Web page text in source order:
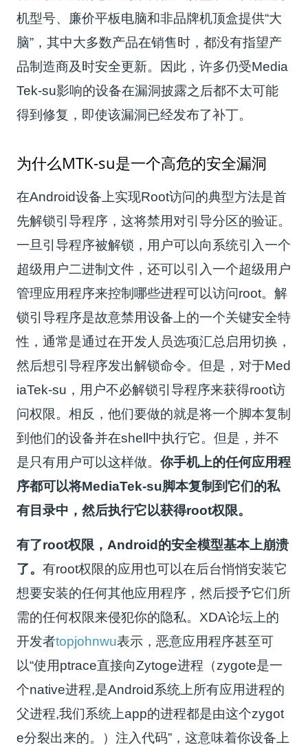
机型号、廉价平板电脑和非品牌机顶盒提供“大
脑”，其中大多数产品在销售时，都没有指望产
品制造商及时安全更新。因此，许多仍受Media
Tek-su影响的设备在漏洞披露之后都不太可能
得到修复，即使该漏洞已经发布了补丁。
为什么MTK-su是一个高危的安全漏洞
在Android设备上实现Root访问的典型方法是首
先解锁引导程序，这将禁用对引导分区的验证。
一旦引导程序被解锁，用户可以向系统引入一个
超级用户二进制文件，还可以引入一个超级用户
管理应用程序来控制哪些进程可以访问root。解
锁引导程序是故意禁用设备上的一个关键安全特
性，通常是通过在开发人员选项汇总启用切换，
然后想引导程序发出解锁命令。但是，对于Med
iaTek-su，用户不必解锁引导程序来获得root访
问权限。相反，他们要做的就是将一个脚本复制
到他们的设备并在shell中执行它。但是，并不
是只有用户可以这样做。你手机上的任何应用程
序都可以将MediaTek-su脚本复制到它们的私
有目录中，然后执行它以获得root权限。
有了root权限，Android的安全模型基本上崩溃
了。有root权限的应用也可以在后台悄悄安装它
想要安装的任何其他应用程序，然后授予它们所
需的任何权限来侵犯你的隐私。XDA论坛上的
开发者topjohnwu表示，恶意应用程序甚至可
以“使用ptrace直接向Zytoge进程（zygote是一
个native进程,是Android系统上所有应用进程的
父进程,我们系统上app的进程都是由这个zygot
e分裂出来的。）注入代码”，这意味着你设备上